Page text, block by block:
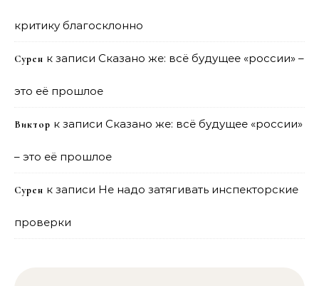
критику благосклонно
Сурен к записи Сказано же: всё будущее «россии» –
это её прошлое
Виктор к записи Сказано же: всё будущее «россии»
– это её прошлое
Сурен к записи Не надо затягивать инспекторские
проверки